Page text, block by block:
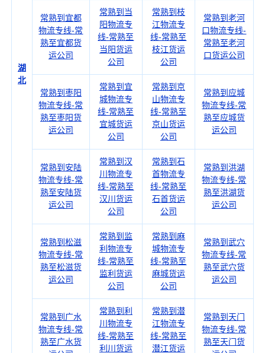
湖
北
常熟到宜都
物流专线-常
熟至宜都货
运公司
常熟到当
阳物流专
线-常熟至
当阳货运
公司
常熟到枝
江物流专
线-常熟至
枝江货运
公司
常熟到老河
口物流专线-
常熟至老河
口货运公司
常熟到枣阳
物流专线-常
熟至枣阳货
运公司
常熟到宜
城物流专
线-常熟至
宜城货运
公司
常熟到京
山物流专
线-常熟至
京山货运
公司
常熟到应城
物流专线-常
熟至应城货
运公司
常熟到安陆
物流专线-常
熟至安陆货
运公司
常熟到汉
川物流专
线-常熟至
汉川货运
公司
常熟到石
首物流专
线-常熟至
石首货运
公司
常熟到洪湖
物流专线-常
熟至洪湖货
运公司
常熟到松滋
物流专线-常
熟至松滋货
运公司
常熟到监
利物流专
线-常熟至
监利货运
公司
常熟到麻
城物流专
线-常熟至
麻城货运
公司
常熟到武穴
物流专线-常
熟至武穴货
运公司
常熟到广水
物流专线-常
熟至广水货
常熟到利
川物流专
线-常熟至
利川货运
常熟到潜
江物流专
线-常熟至
潜江货运
常熟到天门
物流专线-常
熟至天门货